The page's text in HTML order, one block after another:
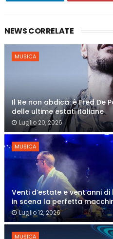
NEWS CORRELATE
MUSICA
Il Re non abdica: è Fred De
delle ultime estati italiane
Luglio 20, 2026
MUSICA
Venti d’estate e vent’anni
in scena la perfetta
Luglio 12, 2026
MUSICA